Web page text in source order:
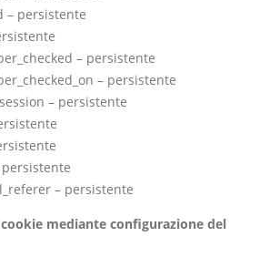
– persistente
– persistente
– persistente
– persistente
persistente
– persistente
mediante configurazione del